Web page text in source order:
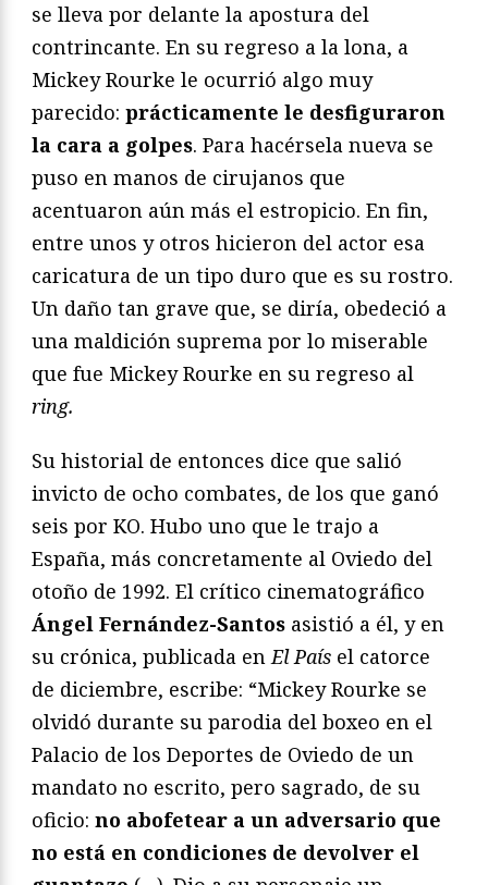
se lleva por delante la apostura del
contrincante. En su regreso a la lona, a
Mickey Rourke le ocurrió algo muy
parecido: prácticamente le desfiguraron
la cara a golpes. Para hacérsela nueva se
puso en manos de cirujanos que
acentuaron aún más el estropicio. En fin,
entre unos y otros hicieron del actor esa
caricatura de un tipo duro que es su rostro.
Un daño tan grave que, se diría, obedeció a
una maldición suprema por lo miserable
que fue Mickey Rourke en su regreso al
ring.
Su historial de entonces dice que salió
invicto de ocho combates, de los que ganó
seis por KO. Hubo uno que le trajo a
España, más concretamente al Oviedo del
otoño de 1992. El crítico cinematográfico
Ángel Fernández-Santos asistió a él, y en
su crónica, publicada enEl País el catorce
de diciembre, escribe: “Mickey Rourke se
olvidó durante su parodia del boxeo en el
Palacio de los Deportes de Oviedo de un
mandato no escrito, pero sagrado, de su
oficio: no abofetear a un adversario que
no está en condiciones de devolver el